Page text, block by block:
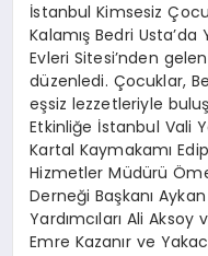
İstanbul Kimsesiz
Kalamış Bedri
Evleri Sitesi’nden
düzenledi. Çocuklar,
eşsiz lezzetleriyle
Etkinliğe İstanbul Vali
Kartal Kaymakamı
Hizmetler Müdürü
Derneği Başkanı
Yardımcıları Ali
Emre Kazanır ve